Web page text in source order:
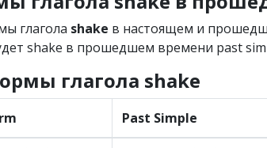
глагола shake в настоящем и
shake в прошедшем времени past
глагола shake
Past Simple